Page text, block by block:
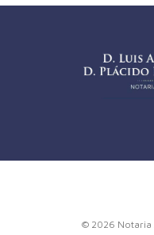
© 2026 Notaria